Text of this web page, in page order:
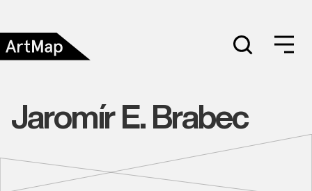
Jaromír E. Brabec